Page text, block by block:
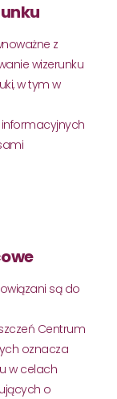
z
wizerunku
w tym w
są do
Centrum
oznacza
w celach
o